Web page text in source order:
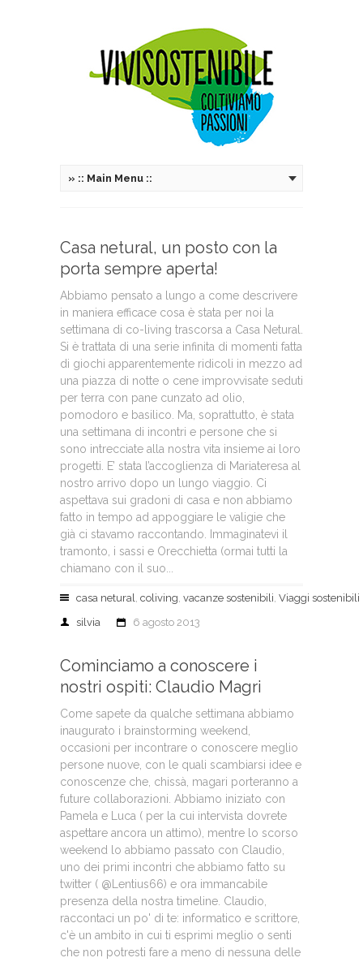
» :: Main Menu ::
Casa netural, un posto con la
porta sempre aperta!
Abbiamo pensato a lungo a come descrivere
in maniera efficace cosa è stata per noi la
settimana di co-living trascorsa a Casa Netural.
Si è trattata di una serie infinita di momenti fatta
di giochi apparentemente ridicoli in mezzo ad
una piazza di notte o cene improvvisate seduti
per terra con pane cunzato ad olio,
pomodoro e basilico. Ma, soprattutto, è stata
una settimana di incontri e persone che si
sono intrecciate alla nostra vita insieme ai loro
progetti. E’ stata l’accoglienza di Mariateresa al
nostro arrivo dopo un lungo viaggio. Ci
aspettava sui gradoni di casa e non abbiamo
fatto in tempo ad appoggiare le valigie che
già ci stavamo raccontando. Immaginatevi il
tramonto, i sassi e Orecchietta (ormai tutti la
chiamano con il suo...
casa netural, coliving, vacanze sostenibili, Viaggi sostenibili
silvia
6 agosto 2013
Cominciamo a conoscere i
nostri ospiti: Claudio Magri
Come sapete da qualche settimana abbiamo
inaugurato i brainstorming weekend,
occasioni per incontrare o conoscere meglio
persone nuove, con le quali scambiarsi idee e
conoscenze che, chissà, magari porteranno a
future collaborazioni. Abbiamo iniziato con
Pamela e Luca ( per la cui intervista dovrete
aspettare ancora un attimo), mentre lo scorso
weekend lo abbiamo passato con Claudio,
uno dei primi incontri che abbiamo fatto su
twitter ( @Lentius66) e ora immancabile
presenza della nostra timeline. Claudio,
raccontaci un po' di te: informatico e scrittore,
c'è un ambito in cui ti esprimi meglio o senti
che non potresti fare a meno di nessuna delle